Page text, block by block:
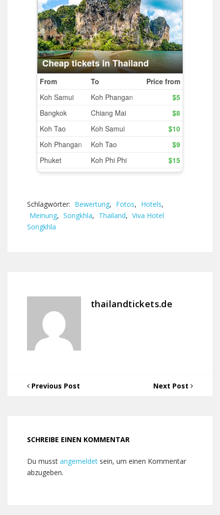
Schlagwörter: Bewertung, Fotos, Hotels,
Meinung, Songkhla, Thailand, Viva Hotel
Songkhla
thailandtickets.de
Previous Post Next Post
SCHREIBE EINEN KOMMENTAR
Du musst angemeldet sein, um einen Kommentar
abzugeben.